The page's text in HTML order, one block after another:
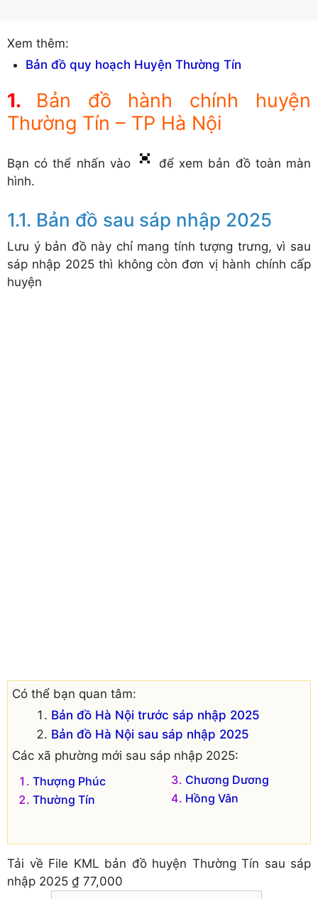
Xem thêm:
Bản đồ quy hoạch Huyện Thường Tín
Bản đồ hành chính huyện
Thường Tín – TP Hà Nội
Bạn có thể nhấn vào
để xem bản đồ toàn màn
hình.
Bản đồ sau sáp nhập 2025
Lưu ý bản đồ này chỉ mang tính tượng trưng, vì sau
sáp nhập 2025 thì không còn đơn vị hành chính cấp
huyện
Có thể bạn quan tâm:
Bản đồ Hà Nội trước sáp nhập 2025
Bản đồ Hà Nội sau sáp nhập 2025
Các xã phường mới sau sáp nhập 2025:
Thượng Phúc
Thường Tín
Chương Dương
Hồng Vân
Tải về File KML bản đồ huyện Thường Tín sau sáp
nhập 2025 ₫ 77,000